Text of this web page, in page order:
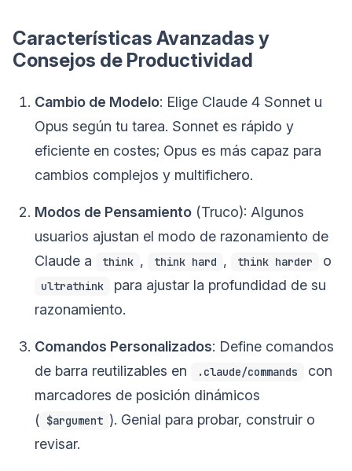
Características Avanzadas y
Consejos de Productividad
Cambio de Modelo: Elige Claude 4 Sonnet u
Opus según tu tarea. Sonnet es rápido y
eficiente en costes; Opus es más capaz para
cambios complejos y multifichero.
Modos de Pensamiento (Truco): Algunos
usuarios ajustan el modo de razonamiento de
Claude a
think , think hard , think harder o
ultrathink
para ajustar la profundidad de su
razonamiento.
Comandos Personalizados: Define comandos
de barra reutilizables en
.claude/commands
con
marcadores de posición dinámicos
( $argument ). Genial para probar, construir o
revisar.